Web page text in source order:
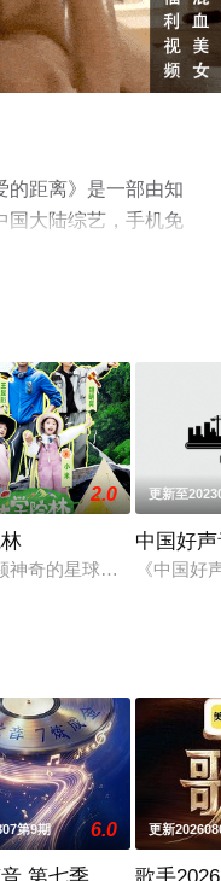
的距离》是一部由知
国大陆综艺，手机免
星辰电影网，更多
子里看世界”的概念，
2.0
神奇的星球上存在着繁华
更新至
中国好
《中国好
第9期 6.0 更新